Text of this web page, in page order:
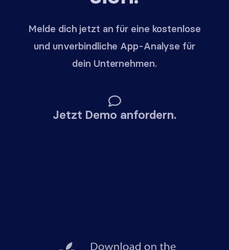
Melde dich jetzt an für eine kostenlose
und unverbindliche App-Analyse für
dein Unternehmen.
Jetzt Demo anfordern.